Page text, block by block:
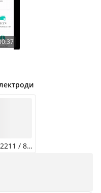
FG2211 / 8 електродів